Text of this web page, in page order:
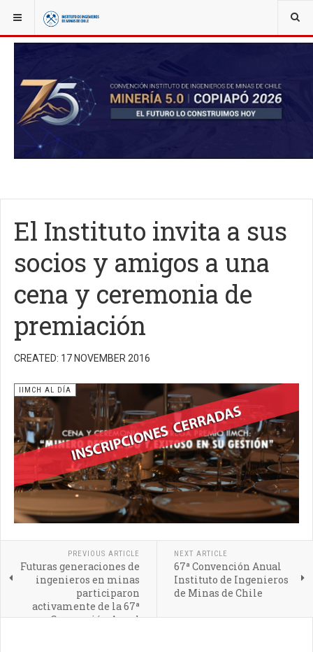
YOU ARE HERE: NOTICIAS
El Instituto invita a sus
socios y amigos a una
cena y ceremonia de
premiación
CREATED: 17 NOVEMBER 2016
IIMCH AL DÍA
PREVIOUS ARTICLE
Futuras generaciones de
ingenieros en minas
participaron
activamente de la 67ª
Convención Anual
NEXT ARTICLE
67ª Convención Anual
Instituto de Ingenieros
de Minas de Chile